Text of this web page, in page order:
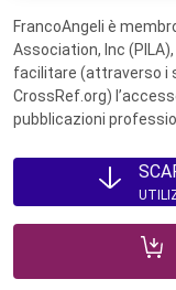
FrancoAngeli è
Association, Inc
facilitare (attraverso i
CrossRef.org)
pubblicazioni